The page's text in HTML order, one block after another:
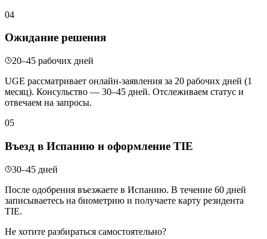
04
Ожидание решения
20–45 рабочих дней
UGE рассматривает онлайн-заявления за 20 рабочих дней (1
месяц). Консульство — 30–45 дней. Отслеживаем статус и
отвечаем на запросы.
05
Въезд в Испанию и оформление TIE
30–45 дней
После одобрения въезжаете в Испанию. В течение 60 дней
записываетесь на биометрию и получаете карту резидента
TIE.
Не хотите разбираться самостоятельно?